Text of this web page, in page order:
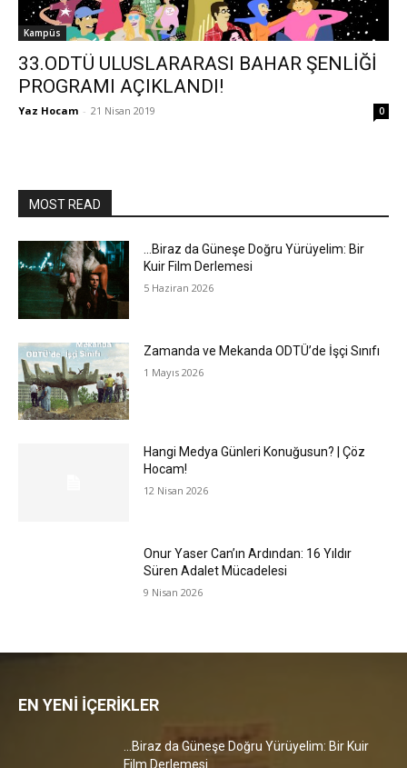
Kampüs
33.ODTÜ ULUSLARARASI BAHAR ŞENLİĞİ
PROGRAMI AÇIKLANDI!
Yaz Hocam - 21 Nisan 2019 0
MOST READ
…Biraz da Güneşe Doğru Yürüyelim: Bir
Kuir Film Derlemesi
5 Haziran 2026
Zamanda ve Mekanda ODTÜ’de İşçi Sınıfı
1 Mayıs 2026
Hangi Medya Günleri Konuğusun? | Çöz
Hocam!
12 Nisan 2026
Onur Yaser Can’ın Ardından: 16 Yıldır
Süren Adalet Mücadelesi
9 Nisan 2026
EN YENİ İÇERİKLER
…Biraz da Güneşe Doğru Yürüyelim: Bir Kuir
Film Derlemesi